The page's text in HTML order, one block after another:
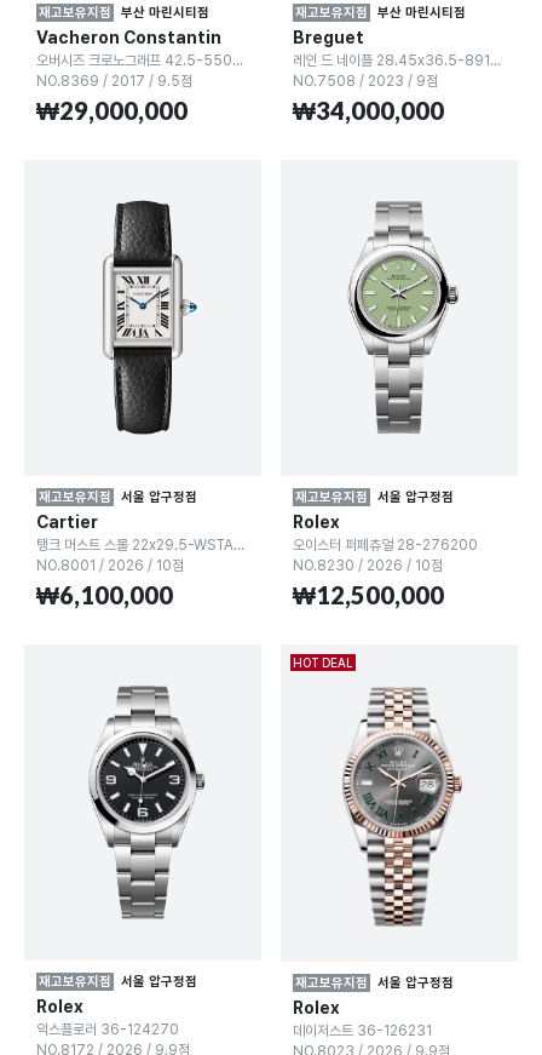
재고보유지점 부산 마린시티점
Vacheron Constantin
오버시즈 크로노그래프 42.5-5500V/110A
NO.8369 / 2017 / 9.5점
₩29,000,000
재고보유지점 부산 마린시티점
Breguet
레인 드 네이플 28.45x36.5-8918BR
NO.7508 / 2023 / 9점
₩34,000,000
재고보유지점 서울 압구정점
Cartier
탱크 머스트 스몰 22x29.5-WSTA0135
NO.8001 / 2026 / 10점
₩6,100,000
재고보유지점 서울 압구정점
Rolex
오이스터 퍼페츄얼 28-276200
NO.8230 / 2026 / 10점
₩12,500,000
재고보유지점 서울 압구정점
Rolex
익스플로러 36-124270
NO.8172 / 2026 / 9.9점
HOT DEAL
재고보유지점 서울 압구정점
Rolex
데이저스트 36-126231
NO.8023 / 2026 / 9.9점